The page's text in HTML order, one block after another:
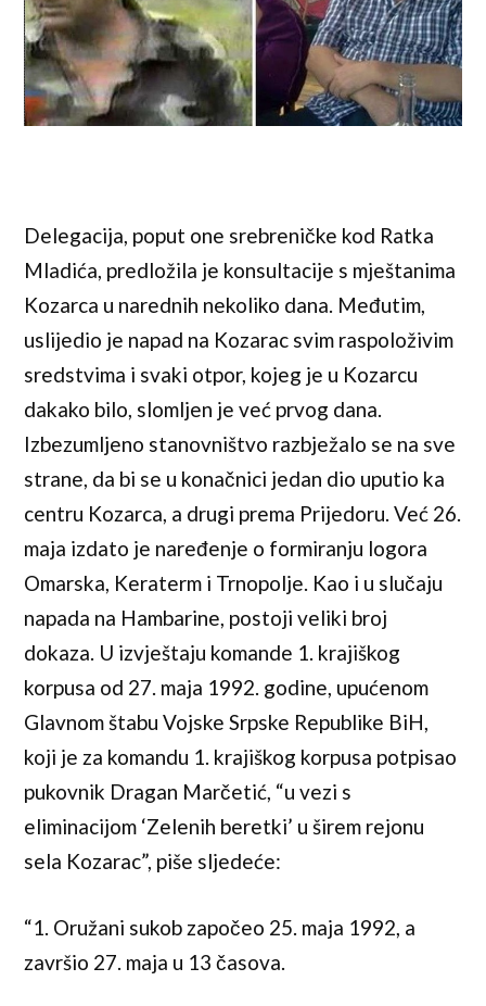
Delegacija, poput one srebreničke kod Ratka
Mladića, predložila je konsultacije s mještanima
Kozarca u narednih nekoliko dana. Međutim,
uslijedio je napad na Kozarac svim raspoloživim
sredstvima i svaki otpor, kojeg je u Kozarcu
dakako bilo, slomljen je već prvog dana.
Izbezumljeno stanovništvo razbježalo se na sve
strane, da bi se u konačnici jedan dio uputio ka
centru Kozarca, a drugi prema Prijedoru. Već 26.
maja izdato je naređenje o formiranju logora
Omarska, Keraterm i Trnopolje. Kao i u slučaju
napada na Hambarine, postoji veliki broj
dokaza. U izvještaju komande 1. krajiškog
korpusa od 27. maja 1992. godine, upućenom
Glavnom štabu Vojske Srpske Republike BiH,
koji je za komandu 1. krajiškog korpusa potpisao
pukovnik Dragan Marčetić, “u vezi s
eliminacijom ‘Zelenih beretki’ u širem rejonu
sela Kozarac”, piše sljedeće:
“1. Oružani sukob započeo 25. maja 1992, a
završio 27. maja u 13 časova.